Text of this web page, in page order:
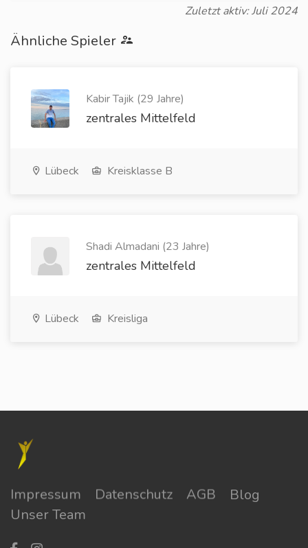
Zuletzt aktiv: Juli 2024
Ähnliche Spieler
Kabir Tajik (29 Jahre)
zentrales Mittelfeld
Lübeck Kreisklasse B
Shadi Almadani (23 Jahre)
zentrales Mittelfeld
Lübeck Kreisliga
Impressum Datenschutz AGB
Blog
Unser Team